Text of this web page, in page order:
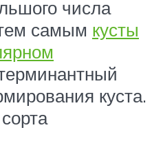
числа
самым кусты
куста.